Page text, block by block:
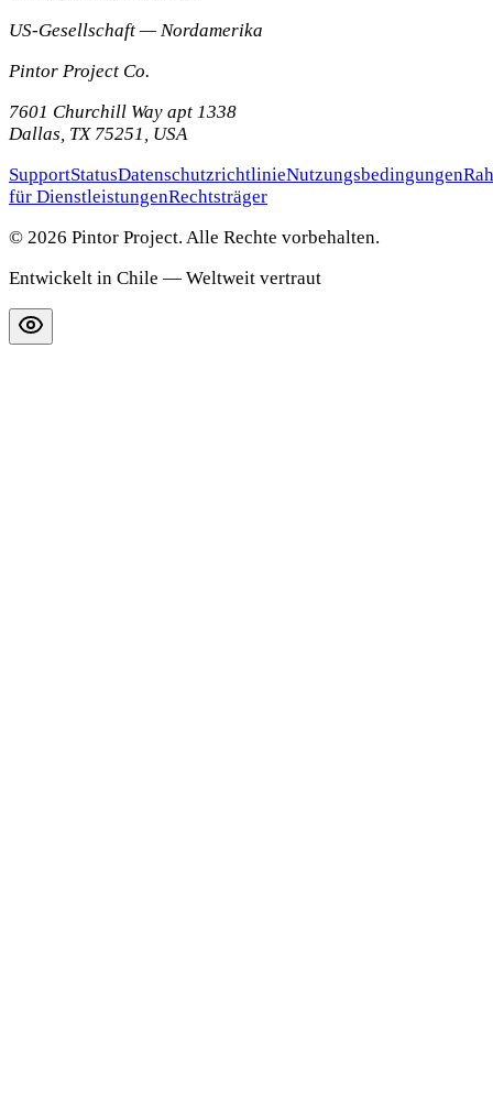
US-Gesellschaft — Nordamerika
Pintor Project Co.
7601 Churchill Way apt 1338
Dallas TX 75251 USA
SupportStatusDatenschutzrichtlinieNutzungsbedingungen
für DienstleistungenRechtsträger
© 2026 Pintor Project. Alle Rechte vorbehalten.
Entwickelt in Chile — Weltweit vertraut